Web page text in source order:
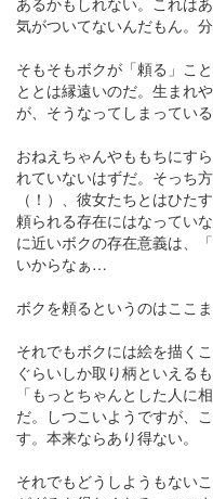
気がついてないんだもん。
そもそもボクが「頼る」こ
ととは縁遠いのだ。生まれ
が、そうなってしまってい
おねえちゃんやももちにす
れていないはずだ。そっち
（！）、彼女たちとはひた
頼られる存在にはなってい
に近いボクの存在意義は、
いからなぁ…
ボクを頼るというのはここ
それでもボクには絵を描く
ぐらいしか取り柄といえる
「もっとちゃんとした人に
だ。しつこいようですが、
す。本来ならあり得ない。
それでもどうしようもない